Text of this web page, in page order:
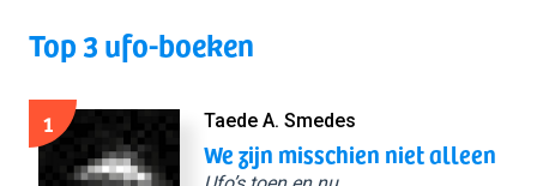
Top 3 ufo-boeken
1 Taede A. Smedes
We zijn misschien niet alleen